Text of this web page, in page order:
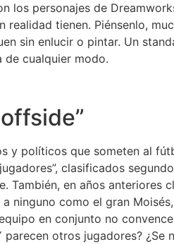
personajes de
tienen. Piénsenlo,
sin enlucir o pintar. Un
de cualquier modo.
y políticos que someten al
clasificados
También, en años anteriores
ninguno como el gran
en conjunto no
otros jugadores? ¿Se